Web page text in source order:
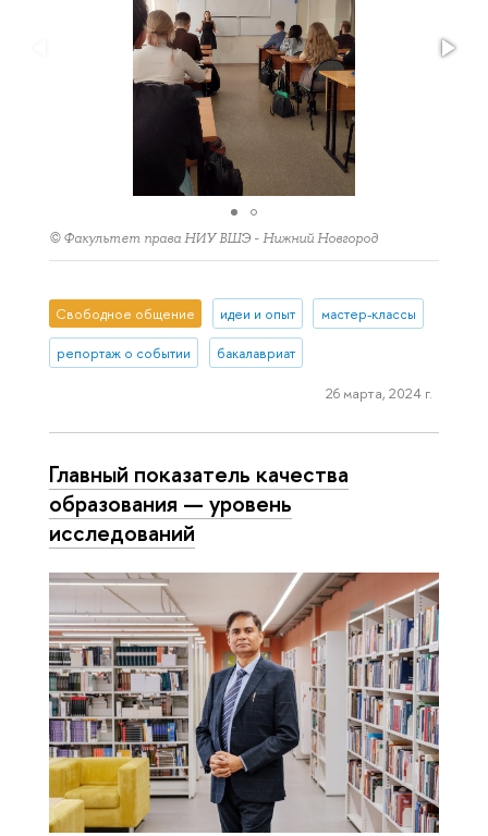
© Факультет права НИУ ВШЭ - Нижний Новгород
Свободное общение идеи и опыт мастер-классы
репортаж о событии бакалавриат
26 марта, 2024 г.
Главный показатель качества
образования — уровень
исследований